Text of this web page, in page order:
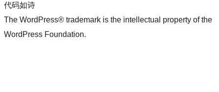
代码如诗
The WordPress® trademark is the intellectual property of the
WordPress Foundation.